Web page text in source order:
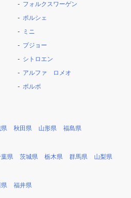
フォルクスワーゲン
ポルシェ
ミニ
プジョー
シトロエン
アルファ ロメオ
ボルボ
秋田県 山形県 福島県
県 茨城県 栃木県 群馬県 山梨県
福井県